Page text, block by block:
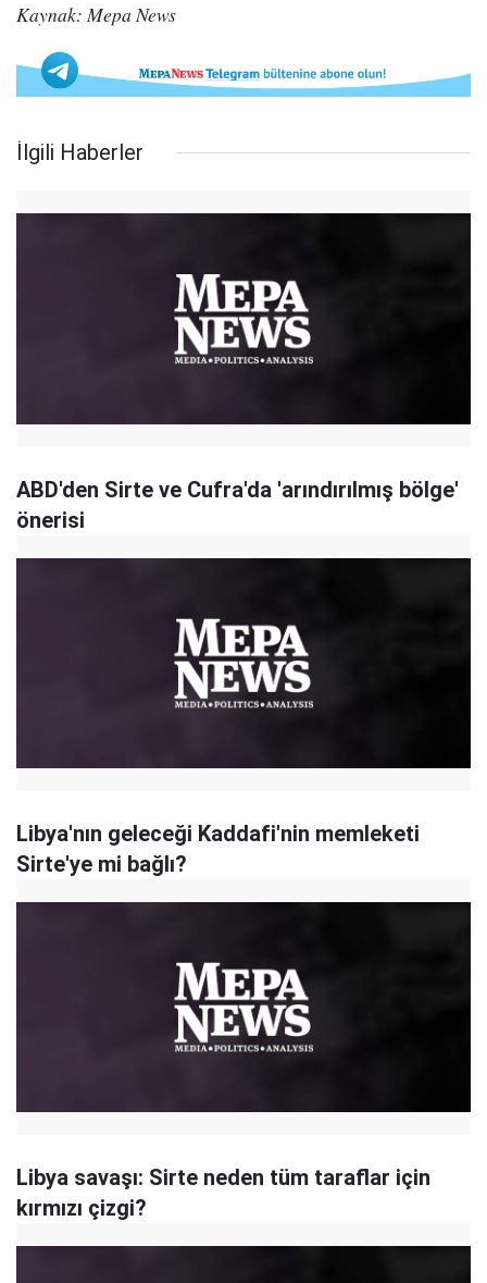
Kaynak: Mepa News
İlgili Haberler
ABD'den Sirte ve Cufra'da 'arındırılmış bölge'
önerisi
Libya'nın geleceği Kaddafi'nin memleketi
Sirte'ye mi bağlı?
Libya savaşı: Sirte neden tüm taraflar için
kırmızı çizgi?